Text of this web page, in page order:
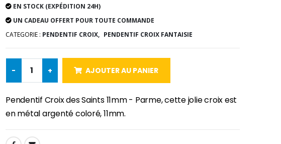
EN STOCK (EXPÉDITION 24H)
UN CADEAU OFFERT POUR TOUTE COMMANDE
CATEGORIE : PENDENTIF CROIX, PENDENTIF CROIX FANTAISIE
- + AJOUTER AU PANIER
Pendentif Croix des Saints 11mm - Parme, cette jolie croix est
en métal argenté coloré, 11mm.